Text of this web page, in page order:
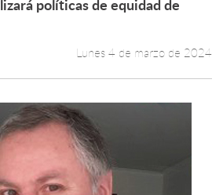
Leer más +
políticas de equidad de
Lunes 4 de marzo de 2024